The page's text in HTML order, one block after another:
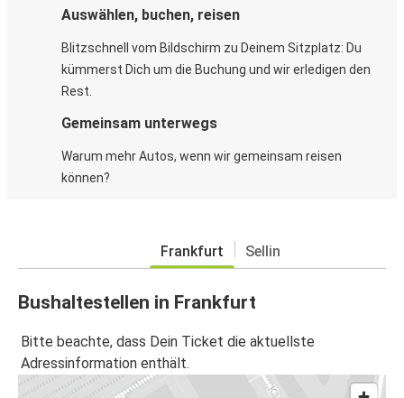
Auswählen, buchen, reisen
Blitzschnell vom Bildschirm zu Deinem Sitzplatz: Du
kümmerst Dich um die Buchung und wir erledigen den
Rest.
Gemeinsam unterwegs
Warum mehr Autos, wenn wir gemeinsam reisen
können?
Frankfurt Sellin
Bushaltestellen in Frankfurt
Bitte beachte, dass Dein Ticket die aktuellste
Adressinformation enthält.